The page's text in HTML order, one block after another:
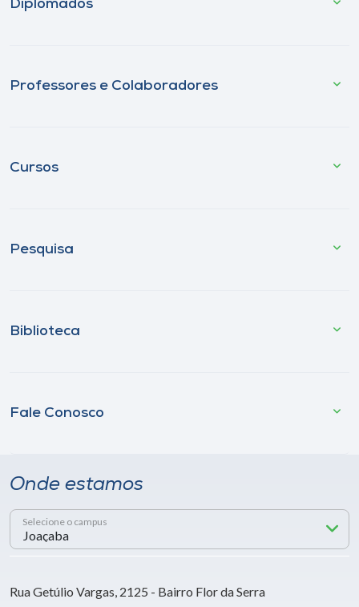
Diplomados
Professores e Colaboradores
Cursos
Pesquisa
Biblioteca
Fale Conosco
Onde estamos
Selecione o campus
Rua Getúlio Vargas, 2125 - Bairro Flor da Serra